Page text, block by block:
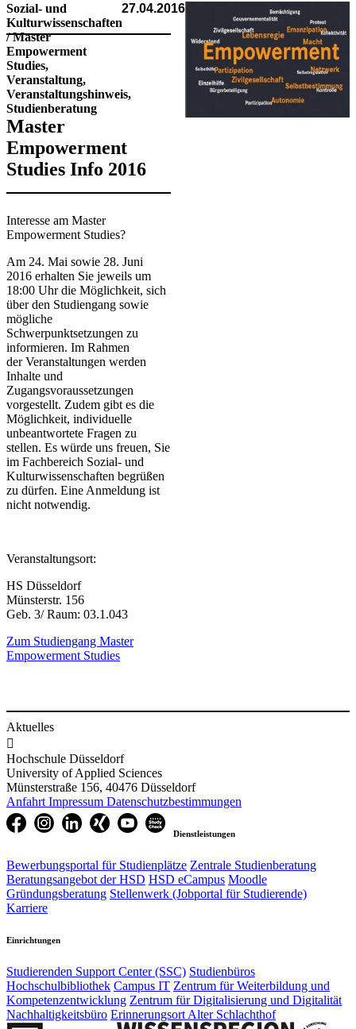
Sozial- und
Kulturwissenschaften
/ Master
Empowerment
Studies,
Veranstaltung,
Veranstaltungshinweis,
Studienberatung
27.04.2016
Master
Empowerment
Studies Info 2016
Interesse am Master
Empowerment Studies?
Am 24. Mai sowie 28. Juni
2016 erhalten Sie jeweils um
18:00 Uhr die Möglichkeit, sich
über den Studiengang sowie
mögliche
Schwerpunktsetzungen zu
informieren. Im Rahmen
der Veranstaltungen werden
Inhalte und
Zugangsvoraussetzungen
vorgestellt. Zudem gibt es die
Möglichkeit, individuelle
unbeantwortete Fragen zu
stellen. Es würde uns freuen, Sie
im Fachbereich Sozial- und
Kulturwissenschaften begrüßen
zu dürfen​. Eine Anmeldung ist
nicht notwendig.
Veranstaltungsort:
HS Düsseldorf
Münsterstr. 156​​
Geb. 3/ Raum: 03.1.043
Zum Studiengang Master
Empowerment Studies
Aktuelles

Hochschule Düsseldorf
University of Applied Sciences
Münsterstraße 156, 40476 Düsseldorf
Anfahrt Impressum Datenschutzbestimmungen
Dienstleistungen
Bewerbungsportal für Studienplätze Zentrale Studienberatung
Beratungsangebot der HSD HSD eCampus Moodle
Gründungsberatung Stellenwerk (Jobportal für Studierende)
Karriere
Einrichtungen
Studierenden Support Center (SSC) Studienbüros
Hochschulbibliothek Campus IT Zentrum für Weiterbildung und
Kompetenzentwicklung Zentrum für Digitalisierung und Digitalität
Nachhaltigkeitsbüro Erinnerungsort Alter Schlachthof